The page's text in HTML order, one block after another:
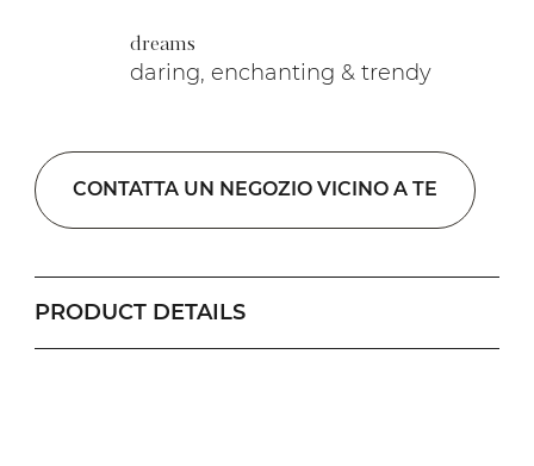
dreams
daring, enchanting & trendy
CONTATTA UN NEGOZIO VICINO A TE
PRODUCT DETAILS